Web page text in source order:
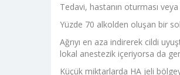
Tedavi, hastanın oturması
Yüzde 70 alkolden oluşan bir
Ağrıyı en aza indirerek cildi
lokal anestezik içeriyorsa da
Küçük miktarlarda HA jeli